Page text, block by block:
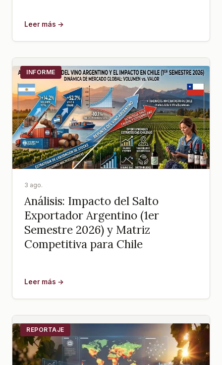
Leer más →
INFORME
3 ago.
Análisis: Impacto del Salto
Exportador Argentino (1er
Semestre 2026) y Matriz
Competitiva para Chile
Leer más →
REPORTAJE